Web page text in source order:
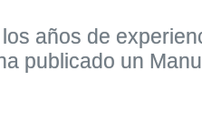
años de
publicado un